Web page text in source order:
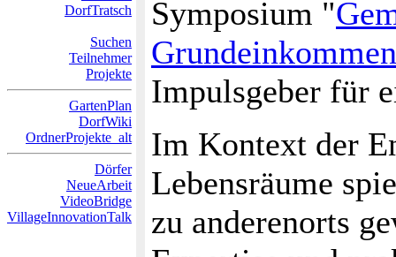
DorfTratsch
Suchen
Teilnehmer
Projekte
GartenPlan
DorfWiki
OrdnerProjekte_alt
Dörfer
NeueArbeit
VideoBridge
VillageInnovationTalk
Symposium "
Grundeinkommen
Impulsgeber für
Im Kontext der
Lebensräume
zu anderenorts